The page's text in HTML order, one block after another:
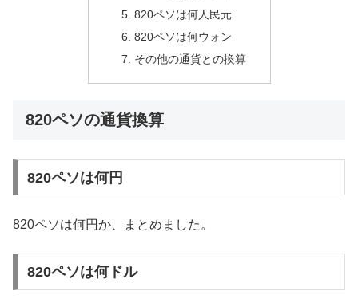
820ペソは何人民元
820ペソは何ウォン
その他の通貨との換算
820ペソの通貨換算
820ペソは何円
820ペソは何円か、まとめました。
820ペソは何ドル